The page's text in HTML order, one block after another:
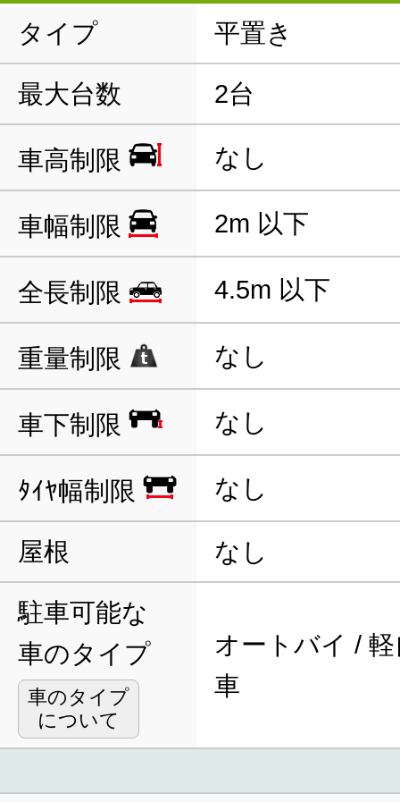
タイプ 平置き
最大台数 2台
車高制限 なし
車幅制限 2m 以下
全長制限 4.5m 以下
重量制限 なし
車下制限 なし
ﾀｲﾔ幅制限 なし
屋根 なし
駐車可能な
車のタイプ
車のタイプ
について
オートバイ /
車